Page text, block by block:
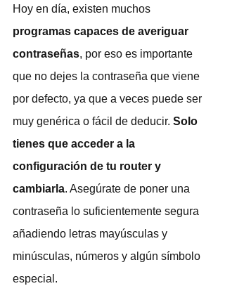
Hoy en día, existen muchos
programas capaces de averiguar
contraseñas, por eso es importante
que no dejes la contraseña que viene
por defecto, ya que a veces puede ser
muy genérica o fácil de deducir. Solo
tienes que acceder a la
configuración de tu router y
cambiarla. Asegúrate de poner una
contraseña lo suficientemente segura
añadiendo letras mayúsculas y
minúsculas, números y algún símbolo
especial.